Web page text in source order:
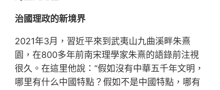
治國理政的新境界
2021年3月，習近平來到武夷山九曲溪畔朱熹
園，在800多年前南宋理學家朱熹的語錄前注視
很久。在這里他說：“假如沒有中華五千年文明，
哪里有什么中國特點？假如不是中國特點，哪有